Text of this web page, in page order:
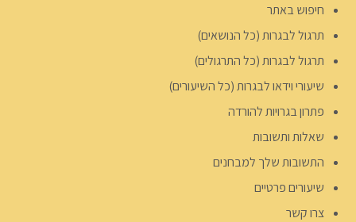
חיפוש באתר
תרגול לבגרות (כל הנושאים)
תרגול לבגרות (כל התרגולים)
שיעורי וידאו לבגרות (כל השיעורים)
פתרון בגרויות להורדה
שאלות ותשובות
התשובות שלך למבחנים
שיעורים פרטיים
צרו קשר